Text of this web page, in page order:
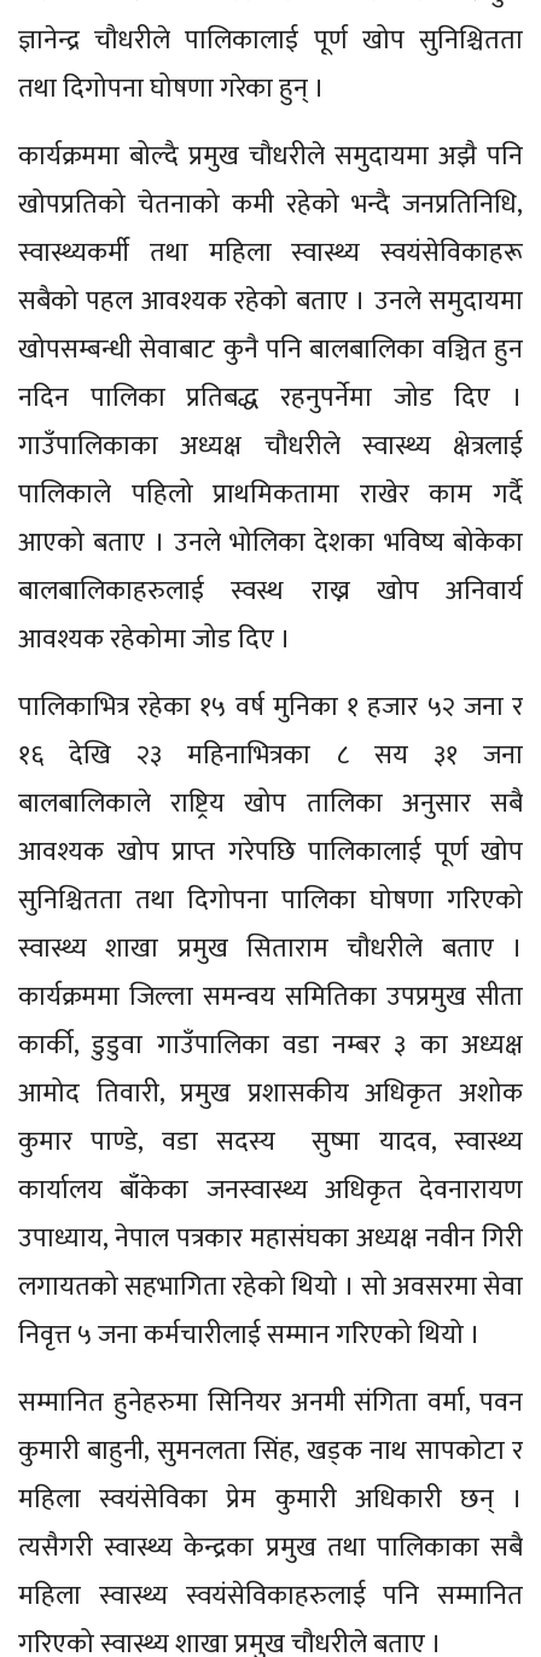
ज्ञानेन्द्र चौधरीले पालिकालाई पूर्ण खोप सुनिश्चितता
तथा दिगोपना घोषणा गरेका हुन् ।
कार्यक्रममा बोल्दै प्रमुख चौधरीले समुदायमा अझै पनि
खोपप्रतिको चेतनाको कमी रहेको भन्दै जनप्रतिनिधि,
स्वास्थ्यकर्मी तथा महिला स्वास्थ्य स्वयंसेविकाहरू
सबैको पहल आवश्यक रहेको बताए । उनले समुदायमा
खोपसम्बन्धी सेवाबाट कुनै पनि बालबालिका वञ्चित हुन
नदिन पालिका प्रतिबद्ध रहनुपर्नेमा जोड दिए ।
गाउँपालिकाका अध्यक्ष चौधरीले स्वास्थ्य क्षेत्रलाई
पालिकाले पहिलो प्राथमिकतामा राखेर काम गर्दै
आएको बताए । उनले भोलिका देशका भविष्य बोकेका
बालबालिकाहरुलाई स्वस्थ राख्न खोप अनिवार्य
आवश्यक रहेकोमा जोड दिए ।
पालिकाभित्र रहेका १५ वर्ष मुनिका १ हजार ५२ जना र
१६ देखि २३ महिनाभित्रका ८ सय ३१ जना
बालबालिकाले राष्ट्रिय खोप तालिका अनुसार सबै
आवश्यक खोप प्राप्त गरेपछि पालिकालाई पूर्ण खोप
सुनिश्चितता तथा दिगोपना पालिका घोषणा गरिएको
स्वास्थ्य शाखा प्रमुख सिताराम चौधरीले बताए ।
कार्यक्रममा जिल्ला समन्वय समितिका उपप्रमुख सीता
कार्की, डुडुवा गाउँपालिका वडा नम्बर ३ का अध्यक्ष
आमोद तिवारी, प्रमुख प्रशासकीय अधिकृत अशोक
कुमार पाण्डे, वडा सदस्य सुष्मा यादव, स्वास्थ्य
कार्यालय बाँकेका जनस्वास्थ्य अधिकृत देवनारायण
उपाध्याय, नेपाल पत्रकार महासंघका अध्यक्ष नवीन गिरी
लगायतको सहभागिता रहेको थियो । सो अवसरमा सेवा
निवृत्त ५ जना कर्मचारीलाई सम्मान गरिएको थियो ।
सम्मानित हुनेहरुमा सिनियर अनमी संगिता वर्मा, पवन
कुमारी बाहुनी, सुमनलता सिंह, खड्क नाथ सापकोटा र
महिला स्वयंसेविका प्रेम कुमारी अधिकारी छन् ।
त्यसैगरी स्वास्थ्य केन्द्रका प्रमुख तथा पालिकाका सबै
महिला स्वास्थ्य स्वयंसेविकाहरुलाई पनि सम्मानित
गरिएको स्वास्थ्य शाखा प्रमुख चौधरीले बताए ।